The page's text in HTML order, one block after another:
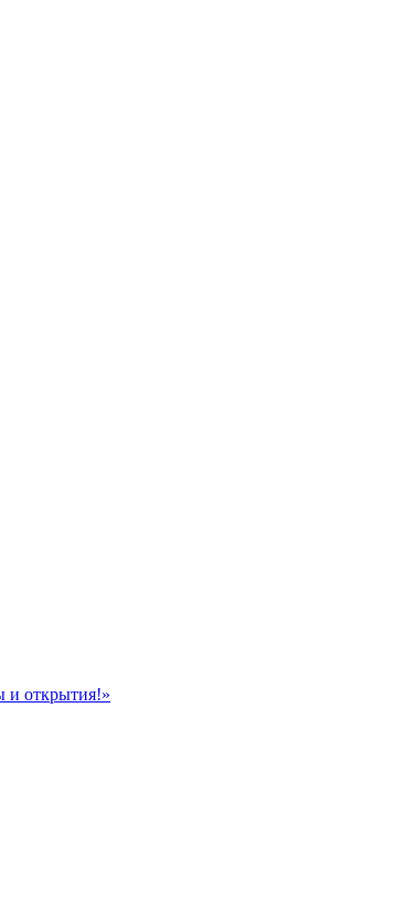
и открытия!»